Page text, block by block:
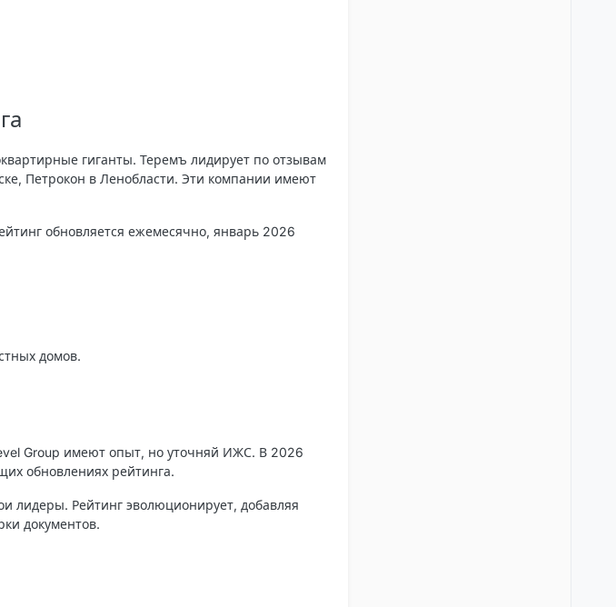
гиганты. Теремъ лидирует по отзывам
Петрокон в Ленобласти. Эти компании имеют
обновляется ежемесячно, январь 2026
домов.
Group имеют опыт, но уточняй ИЖС. В 2026
обновлениях рейтинга.
Рейтинг эволюционирует, добавляя
документов.